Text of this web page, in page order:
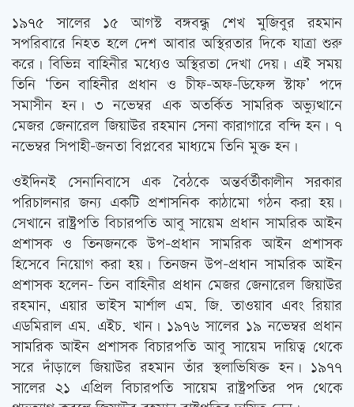
১৯৭৫ সালের ১৫ আগস্ট বঙ্গবন্ধু শেখ মুজিবুর রহমান
সপরিবারে নিহত হলে দেশ আবার অস্থিরতার দিকে যাত্রা শুরু
করে। বিভিন্ন বাহিনীর মধ্যেও অস্থিরতা দেখা দেয়। এই সময়
তিনি ‘তিন বাহিনীর প্রধান ও চীফ-অফ-ডিফেন্স স্টাফ’ পদে
সমাসীন হন। ৩ নভেম্বর এক অতর্কিত সামরিক অভ্যুত্থানে
মেজর জেনারেল জিয়াউর রহমান সেনা কারাগারে বন্দি হন। ৭
নভেম্বর সিপাহী-জনতা বিপ্লবের মাধ্যমে তিনি মুক্ত হন।
ওইদিনই সেনানিবাসে এক বৈঠকে অন্তর্বর্তীকালীন সরকার
পরিচালনার জন্য একটি প্রশাসনিক কাঠামো গঠন করা হয়।
সেখানে রাষ্ট্রপতি বিচারপতি আবু সায়েম প্রধান সামরিক আইন
প্রশাসক ও তিনজনকে উপ-প্রধান সামরিক আইন প্রশাসক
হিসেবে নিয়োগ করা হয়। তিনজন উপ-প্রধান সামরিক আইন
প্রশাসক হলেন- তিন বাহিনীর প্রধান মেজর জেনারেল জিয়াউর
রহমান, এয়ার ভাইস মার্শাল এম. জি. তাওয়াব এবং রিয়ার
এডমিরাল এম. এইচ. খান। ১৯৭৬ সালের ১৯ নভেম্বর প্রধান
সামরিক আইন প্রশাসক বিচারপতি আবু সায়েম দায়িত্ব থেকে
সরে দাঁড়ালে জিয়াউর রহমান তাঁর স্থলাভিষিক্ত হন। ১৯৭৭
সালের ২১ এপ্রিল বিচারপতি সায়েম রাষ্ট্রপতির পদ থেকে